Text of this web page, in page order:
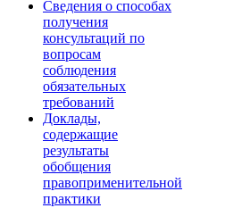
Сведения о способах
получения
консультаций по
вопросам
соблюдения
обязательных
требований
Доклады,
содержащие
результаты
обобщения
правоприменительной
практики